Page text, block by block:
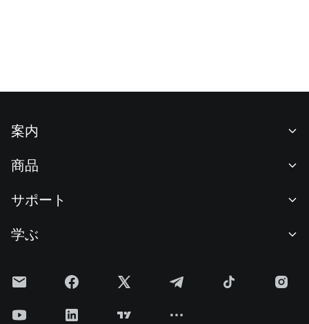
案内
ニュースルーム
F1 Oracle Red Bull Racing 公式スポンサー
クッキーポリシー
商品
現物取引
投資センター
サポート
手数料
学ぶ
Gateニュース